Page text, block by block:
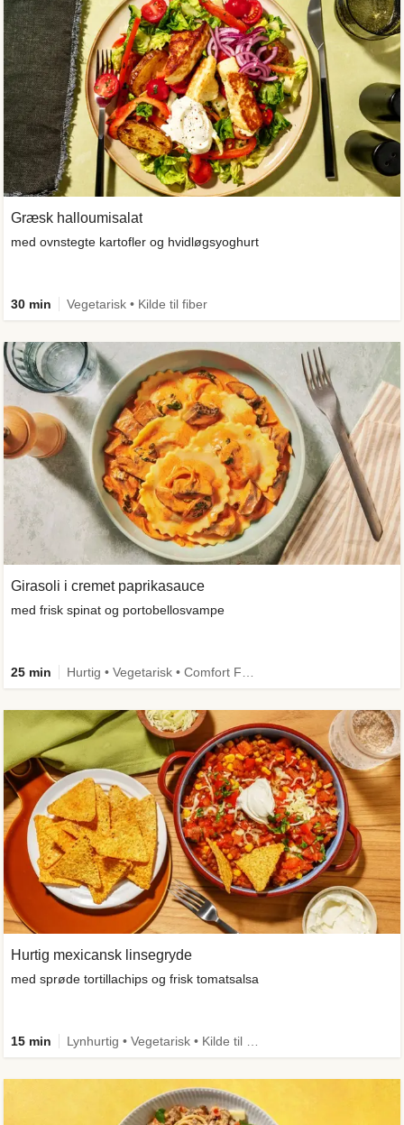
Græsk halloumisalat
med ovnstegte kartofler og hvidløgsyoghurt
30 min Vegetarisk • Kilde til fiber
Girasoli i cremet paprikasauce
med frisk spinat og portobellosvampe
25 min
Hurtig mexicansk linsegryde
med sprøde tortillachips og frisk tomatsalsa
15 min